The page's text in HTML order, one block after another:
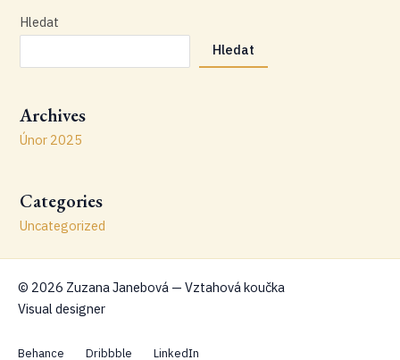
Hledat
Hledat
Archives
Únor 2025
Categories
Uncategorized
© 2026 Zuzana Janebová — Vztahová koučka
Visual designer
Behance Dribbble LinkedIn